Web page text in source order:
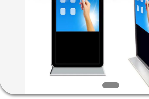
PRODUKTE
VIDEOS